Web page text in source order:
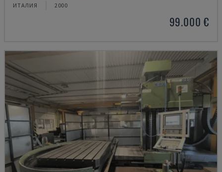
ИТАЛИЯ 2000
99.000 €